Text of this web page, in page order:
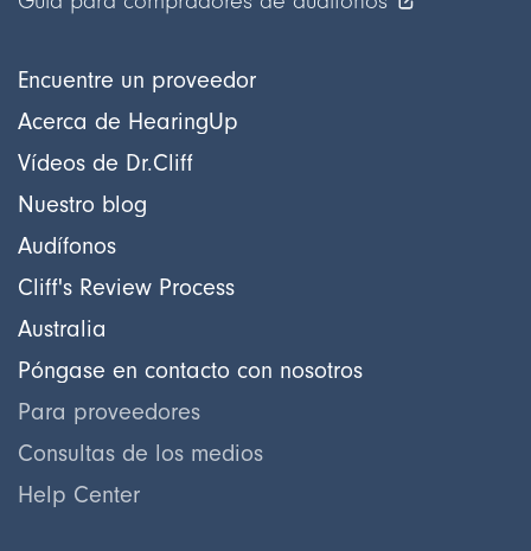
Encuentre un proveedor
Acerca de HearingUp
Vídeos de Dr.Cliff
Nuestro blog
Audífonos
Cliff's Review Process
Australia
Póngase en contacto con nosotros
Para proveedores
Consultas de los medios
Help Center